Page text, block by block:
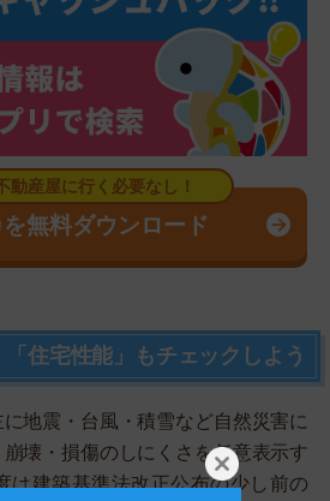
無料ダウンロード
住宅性能」もチェックしよう
地震・台風・積雪など自然災害に
壊・損傷のしにくさを任意表示す
は建築基準法改正公布の少し前の